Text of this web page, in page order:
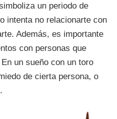
un periodo de
intenta no relacionarte con
Además, es importante
con personas que
un sueño con un toro
de cierta persona, o